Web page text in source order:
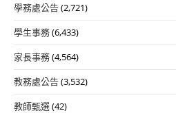
學務處公告(2,721)
學生事務(6,433)
家長事務(4,564)
教務處公告(3,532)
教師甄選(42)